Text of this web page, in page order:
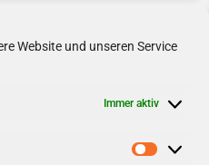
Website und unseren Service
Immer aktiv
... 7 8 9 →